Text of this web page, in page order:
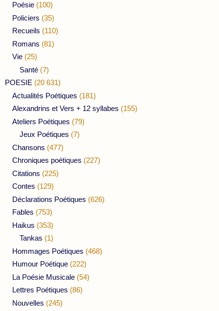
Poésie (100)
Policiers (35)
Recueils (110)
Romans (81)
Vie (25)
Santé (7)
POESIE (20 631)
Actualités Poétiques (181)
Alexandrins et Vers + 12 syllabes (155)
Ateliers Poétiques (79)
Jeux Poétiques (7)
Chansons (477)
Chroniques poétiques (227)
Citations (225)
Contes (129)
Déclarations Poétiques (626)
Fables (753)
Haikus (353)
Tankas (1)
Hommages Poétiques (468)
Humour Poétique (222)
La Poésie Musicale (54)
Lettres Poétiques (86)
Nouvelles (245)